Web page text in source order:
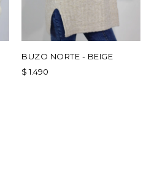
BUZO NORTE - BEIGE
$ 1.490